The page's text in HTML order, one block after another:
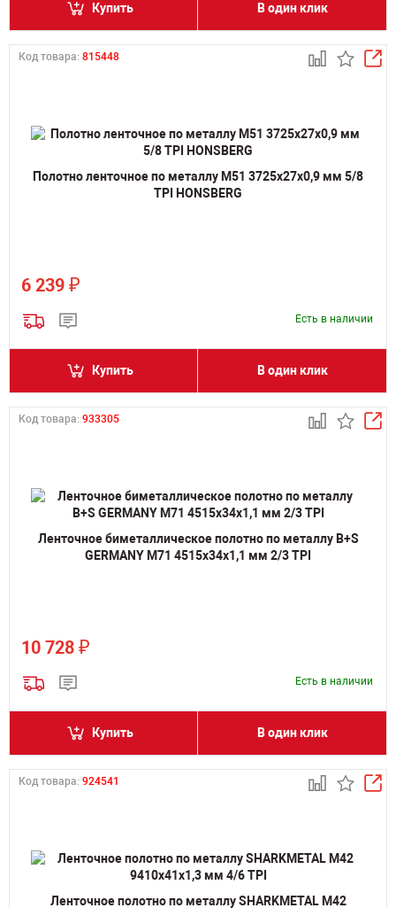
Купить В один клик
Код товара: 815448
Полотно ленточное по металлу M51 3725х27х0,9 мм 5/8
TPI HONSBERG
6 239 ₽
Есть в наличии
Купить В один клик
Код товара: 933305
Ленточное биметаллическое полотно по металлу B+S
GERMANY M71 4515х34х1,1 мм 2/3 TPI
10 728 ₽
Есть в наличии
Купить В один клик
Код товара: 924541
Ленточное полотно по металлу SHARKMETAL M42